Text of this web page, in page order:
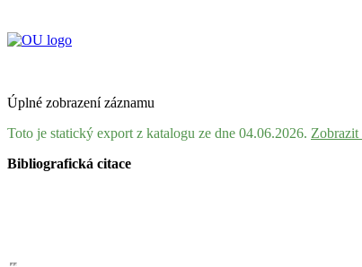
Úplné zobrazení záznamu
Toto je statický export z katalogu ze dne 04.06.2026. Zobrazit
Bibliografická citace